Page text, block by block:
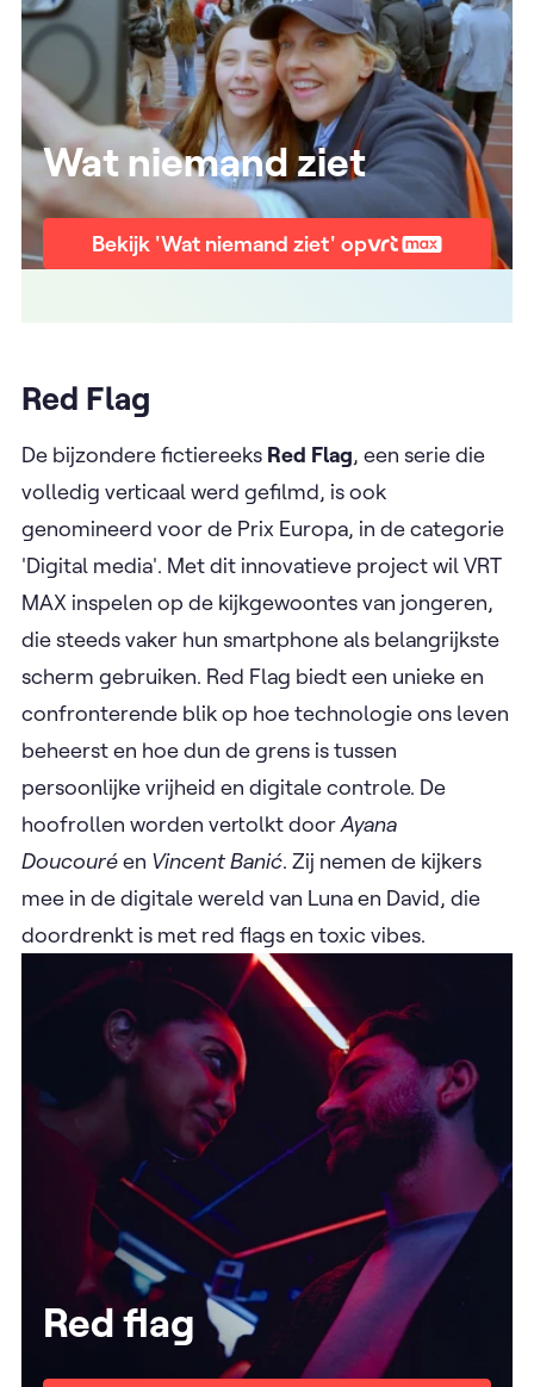
Wat niemand ziet
Bekijk 'Wat niemand ziet' op
Red Flag
De bijzondere fictiereeks Red Flag, een serie die
volledig verticaal werd gefilmd, is ook
genomineerd voor de Prix Europa, in de categorie
'Digital media'. Met dit innovatieve project wil VRT
MAX inspelen op de kijkgewoontes van jongeren,
die steeds vaker hun smartphone als belangrijkste
scherm gebruiken. Red Flag biedt een unieke en
confronterende blik op hoe technologie ons leven
beheerst en hoe dun de grens is tussen
persoonlijke vrijheid en digitale controle. De
hoofrollen worden vertolkt doorAyana
Doucouréen Vincent Banić. Zij nemen de kijkers
mee in de digitale wereld van Luna en David, die
doordrenkt is met red flags en toxic vibes.
Red flag